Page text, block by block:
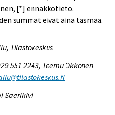
[*] ennakkotieto.
summat eivät aina täsmää.
Tilastokeskus
551 2243, Teemu Okkonen
Saarikivi